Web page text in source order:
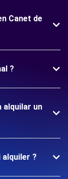
Canet de
?
alquilar un
?